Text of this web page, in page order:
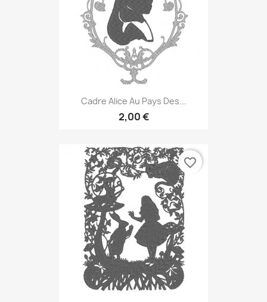
Cadre Alice Au Pays Des...
2,00 €
favorite_border